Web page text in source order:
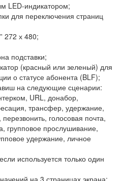
LED-индикатором;
для переключения страниц
272 х 480;
подставки;
(красный или зеленый) для
о статусе абонента (BLF);
на следующие сценарии:
URL, донабор,
трансфер, удержание,
голосовая почта,
групповое прослушивание,
удержание, личное
используется только один
на 3 страницах экрана;